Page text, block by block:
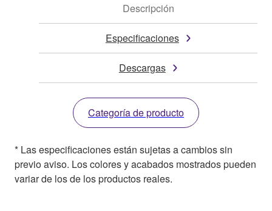
Descripción
Especificaciones
Descargas
Categoría de producto
* Las especificaciones están sujetas a cambios sin
previo aviso. Los colores y acabados mostrados pueden
variar de los de los productos reales.